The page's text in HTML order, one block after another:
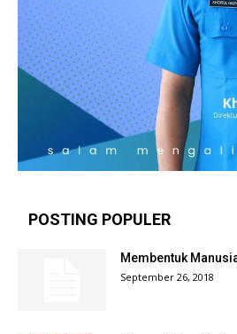
POSTING POPULER
Membentuk
September 26, 2018